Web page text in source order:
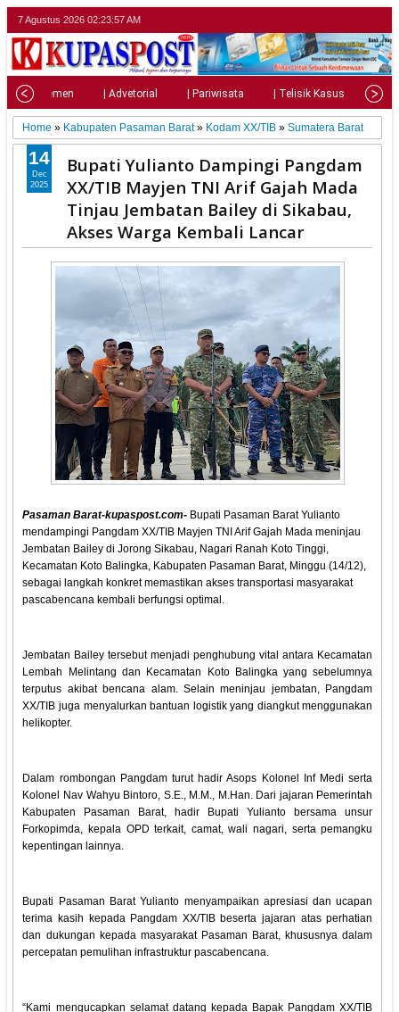
7 Agustus 2026 02:23:58 AM
| Parlemen | Advetorial | Pariwisata | Telisik Kasus |
Home » Kabupaten Pasaman Barat» Kodam XX/TIB »Sumatera Barat
Bupati Yulianto Dampingi Pangdam
XX/TIB Mayjen TNI Arif Gajah Mada
Tinjau Jembatan Bailey di Sikabau,
Akses Warga Kembali Lancar
Pasaman Barat-kupaspost.com- Bupati Pasaman Barat Yulianto
mendampingi Pangdam XX/TIB Mayjen TNI Arif Gajah Mada meninjau
Jembatan Bailey di Jorong Sikabau, Nagari Ranah Koto Tinggi,
Kecamatan Koto Balingka, Kabupaten Pasaman Barat, Minggu (14/12),
sebagai langkah konkret memastikan akses transportasi masyarakat
pascabencana kembali berfungsi optimal.
Jembatan Bailey tersebut menjadi penghubung vital antara Kecamatan
Lembah Melintang dan Kecamatan Koto Balingka yang sebelumnya
terputus akibat bencana alam. Selain meninjau jembatan, Pangdam
XX/TIB juga menyalurkan bantuan logistik yang diangkut menggunakan
helikopter.
Dalam rombongan Pangdam turut hadir Asops Kolonel Inf Medi serta
Kolonel Nav Wahyu Bintoro, S.E., M.M., M.Han. Dari jajaran Pemerintah
Kabupaten Pasaman Barat, hadir Bupati Yulianto bersama unsur
Forkopimda, kepala OPD terkait, camat, wali nagari, serta pemangku
kepentingan lainnya.
Bupati Pasaman Barat Yulianto menyampaikan apresiasi dan ucapan
terima kasih kepada Pangdam XX/TIB beserta jajaran atas perhatian
dan dukungan kepada masyarakat Pasaman Barat, khususnya dalam
percepatan pemulihan infrastruktur pascabencana.
“Kami mengucapkan selamat datang kepada Bapak Pangdam XX/TIB
14
Dec
2025